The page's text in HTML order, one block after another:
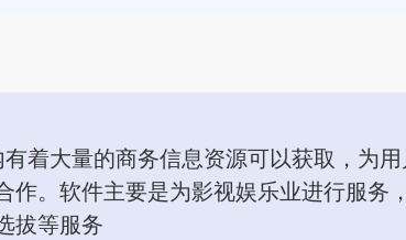
着大量的商务信息资源可以获取，为
作。软件主要是为影视娱乐业进行服务
拔等服务